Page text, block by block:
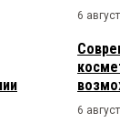
6
6